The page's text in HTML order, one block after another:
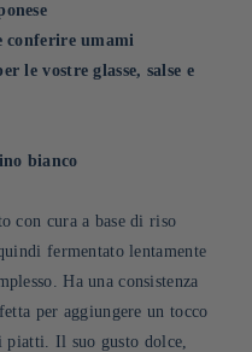
conferire umami
le vostre glasse, salse e
bianco
con cura a base di riso
fermentato lentamente
Ha una consistenza
per aggiungere un tocco
piatti. Il suo gusto dolce,